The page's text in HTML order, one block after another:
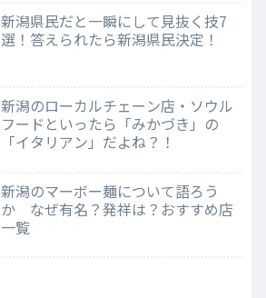
新潟県民だと一瞬にして見抜く技7
選！答えられたら新潟県民決定！
新潟のローカルチェーン店・ソウル
フードといったら「みかづき」の
「イタリアン」だよね？！
新潟のマーボー麺について語ろう
か なぜ有名？発祥は？おすすめ店
一覧